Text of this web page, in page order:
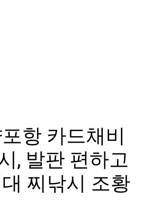
항 카드채비
, 발판 편하고
찌낚시 조황